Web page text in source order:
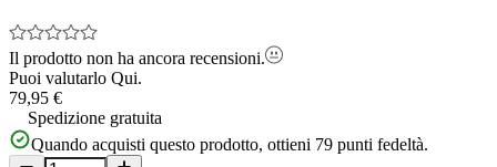
Il prodotto non ha ancora recensioni.
Puoi valutarlo Qui.
79,95 €
Spedizione gratuita
Quando acquisti questo prodotto, ottieni 79 punti fedeltà.